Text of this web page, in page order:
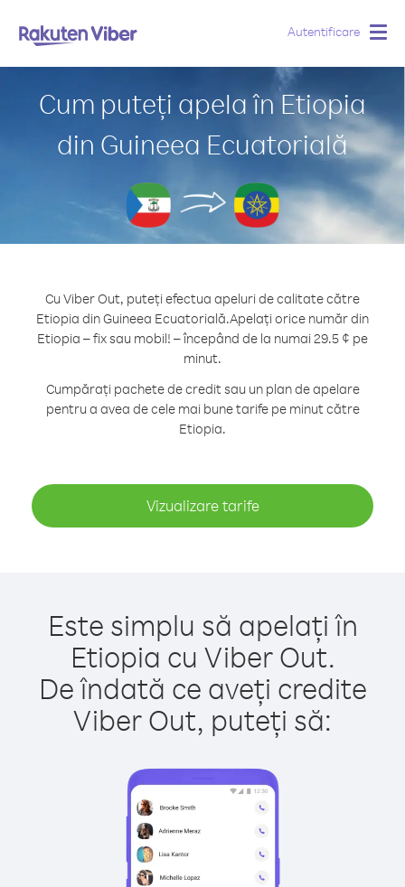
Autentificare
Cum puteți apela în Etiopia
din Guineea Ecuatorială
Cu Viber Out, puteți efectua apeluri de calitate către
Etiopia din Guineea Ecuatorială.Apelați orice număr din
Etiopia – fix sau mobil! – începând de la numai 29.5 ¢ pe
minut.
Cumpărați pachete de credit sau un plan de apelare
pentru a avea de cele mai bune tarife pe minut către
Etiopia.
Vizualizare tarife
Este simplu să apelați în
Etiopia cu Viber Out.
De îndată ce aveți credite
Viber Out, puteți să: